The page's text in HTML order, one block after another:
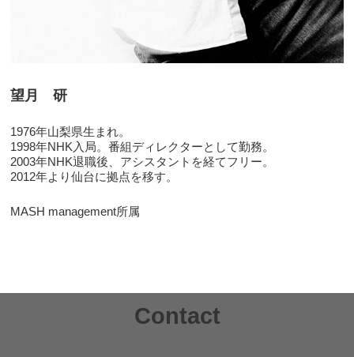
望月 研
1976年山梨県生まれ。
1998年NHK入局。番組ディレクターとして勤務。
2003年NHK退職後、アシスタントを経てフリー。
2012年より仙台に拠点を移す。
MASH management所属
Contact